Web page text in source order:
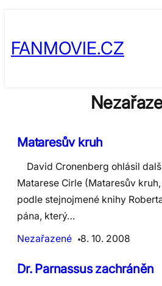
content
FANMOVIE.CZ
Mataresův kruh
David Cronenberg ohlásil
Matarese Cirle (Mataresův
podle stejnojmené knihy
pána, který…
Nezařazené
8. 10. 2008
Dr. Parnassus zachráněn